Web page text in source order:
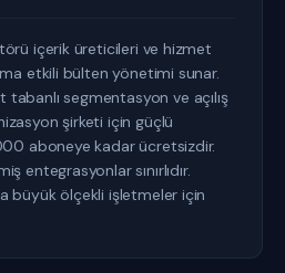
içerik üreticileri ve hizmet
etkili bülten yönetimi sunar.
segmentasyon ve açılış
şirketi için güçlü
aboneye kadar ücretsizdir.
entegrasyonlar sınırlıdır.
büyük ölçekli işletmeler için